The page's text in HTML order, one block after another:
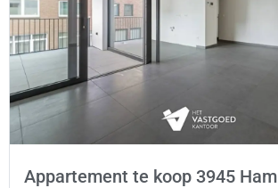
Appartement te koop 3945 Ham